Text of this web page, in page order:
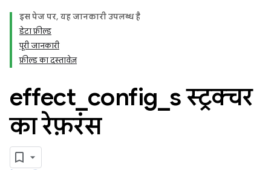
इस पेज पर, यह जानकारी उपलब्ध है
डेटा फ़ील्ड
पूरी जानकारी
फ़ील्ड का दस्तावेज़
effect config s स्ट्रक्चर
का रेफ़रंस